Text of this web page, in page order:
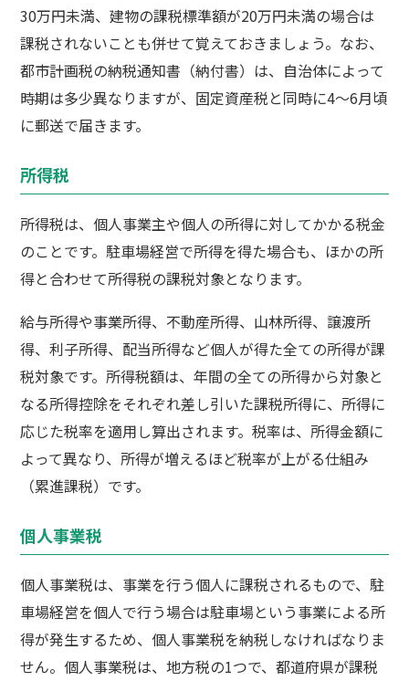
30万円未満、建物の課税標準額が20万円未満の場合は
課税されないことも併せて覚えておきましょう。なお、
都市計画税の納税通知書（納付書）は、自治体によって
時期は多少異なりますが、固定資産税と同時に4～6月頃
に郵送で届きます。
所得税
所得税は、個人事業主や個人の所得に対してかかる税金
のことです。駐車場経営で所得を得た場合も、ほかの所
得と合わせて所得税の課税対象となります。
給与所得や事業所得、不動産所得、山林所得、譲渡所
得、利子所得、配当所得など個人が得た全ての所得が課
税対象です。所得税額は、年間の全ての所得から対象と
なる所得控除をそれぞれ差し引いた課税所得に、所得に
応じた税率を適用し算出されます。税率は、所得金額に
よって異なり、所得が増えるほど税率が上がる仕組み
（累進課税）です。
個人事業税
個人事業税は、事業を行う個人に課税されるもので、駐
車場経営を個人で行う場合は駐車場という事業による所
得が発生するため、個人事業税を納税しなければなりま
せん。個人事業税は、地方税の1つで、都道府県が課税